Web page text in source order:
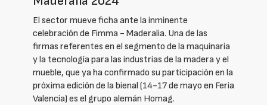
El sector mueve ficha ante la inminente
celebración de Fimma - Maderalia. Una de las
firmas referentes en el segmento de la maquinaria
y la tecnología para las industrias de la madera y el
mueble, que ya ha confirmado su participación en la
próxima edición de la bienal (14-17 de mayo en Feria
Valencia) es el grupo alemán Homag.